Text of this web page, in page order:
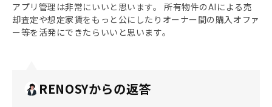
アプリ管理は非常にいいと思います。 所有物件のAIによる売
却査定や想定家賃をもっと公にしたりオーナー間の購入オファ
ー等を活発にできたらいいと思います。
RENOSYからの返答